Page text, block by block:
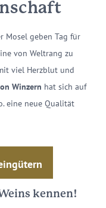
Mosel geben Tag für
von Weltrang zu
viel Herzblut und
Winzern hat sich auf
eine neue Qualität
kennen!